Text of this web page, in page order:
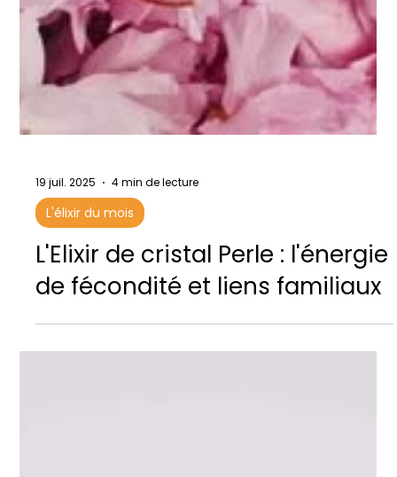
19 juil. 2025 4 min de lecture
L'élixir du mois
L'Elixir de cristal Perle : l'énergie
de fécondité et liens familiaux